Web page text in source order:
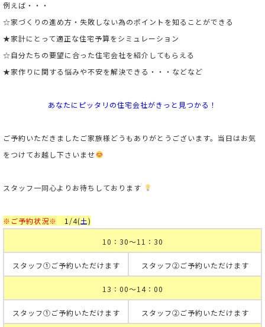
例えば・・・
☆家づくりの進め方・失敗しない為のポイントを知ることができる
★家計にとって適正な住宅予算をシミュレーション
☆自分たちの要望に合った住宅会社を紹介してもらえる
★家作りに関する悩みや不安を解決できる・・・などなど
あなたにピッタリの住宅会社がきっと見つかる！
ご予約いただきましたご家族様どうもありがとうございます。当日はお気
をつけてお越し下さいませ
スタッフ一同心よりお待ちしております
※ご予約状況※ 1 /4(土)
10：30～11：30
スタッフ①ご予約いただけます スタッフ②ご予約いただけます
13：00～14：00
スタッフ①ご予約いただけます スタッフ②ご予約いただけます